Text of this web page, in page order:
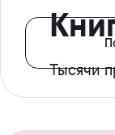
Тысячи
с